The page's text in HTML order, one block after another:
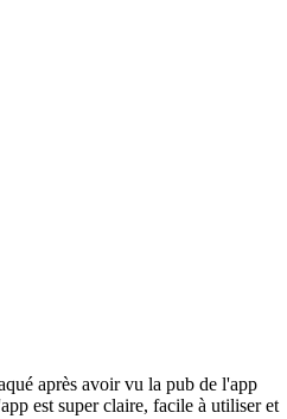
après avoir vu la pub de l'app
est super claire, facile à utiliser et